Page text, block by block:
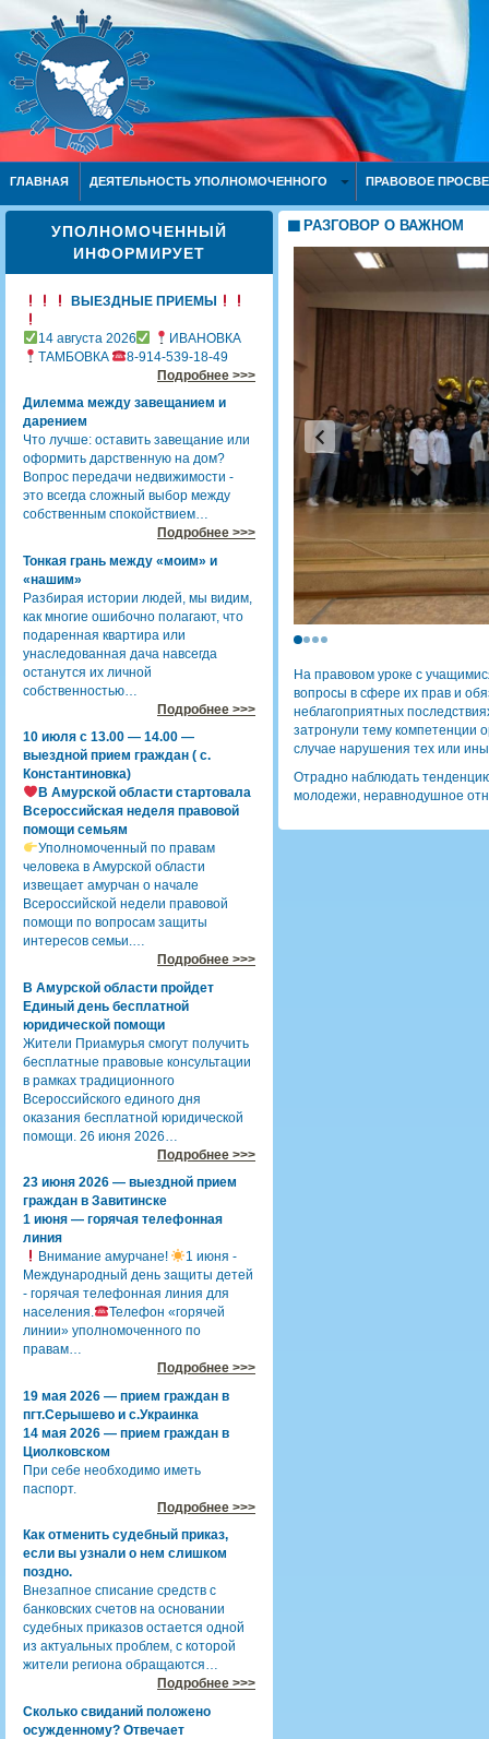
ГЛАВНАЯ ДЕЯТЕЛЬНОСТЬ УПОЛНОМОЧЕННОГО ПРАВОВОЕ
УПОЛНОМОЧЕННЫЙ
ИНФОРМИРУЕТ
ВЫЕЗДНЫЕ ПРИЕМЫ
14 августа 2026
ИВАНОВКА
ТАМБОВКА
8-914-539-18-49
Подробнее >>>
Дилемма между завещанием и
дарением
Что лучше: оставить завещание или
оформить дарственную на дом?
Вопрос передачи недвижимости -
это всегда сложный выбор между
собственным спокойствием…
Подробнее >>>
Тонкая грань между «моим» и
«нашим»
Разбирая истории людей, мы видим,
как многие ошибочно полагают, что
подаренная квартира или
унаследованная дача навсегда
останутся их личной
собственностью…
Подробнее >>>
10 июля с 13.00 — 14.00 —
выездной прием граждан ( с.
Константиновка)
В Амурской области стартовала
Всероссийская неделя правовой
помощи семьям
Уполномоченный по правам
человека в Амурской области
извещает амурчан о начале
Всероссийской недели правовой
помощи по вопросам защиты
интересов семьи.…
Подробнее >>>
В Амурской области пройдет
Единый день бесплатной
юридической помощи
Жители Приамурья смогут получить
бесплатные правовые консультации
в рамках традиционного
Всероссийского единого дня
оказания бесплатной юридической
помощи. 26 июня 2026…
Подробнее >>>
23 июня 2026 — выездной прием
граждан в Завитинске
1 июня — горячая телефонная
линия
Внимание амурчане!
1 июня -
Международный день защиты детей
- горячая телефонная линия для
населения.
Телефон «горячей
линии» уполномоченного по
правам…
Подробнее >>>
19 мая 2026 — прием граждан в
пгт.Серышево и с.Украинка
14 мая 2026 — прием граждан в
Циолковском
При себе необходимо иметь
паспорт.
Подробнее >>>
Как отменить судебный приказ,
если вы узнали о нем слишком
поздно.
Внезапное списание средств с
банковских счетов на основании
судебных приказов остается одной
из актуальных проблем, с которой
жители региона обращаются…
Подробнее >>>
Сколько свиданий положено
осужденному? Отвечает
РАЗГОВОР О ВАЖНОМ
На правовом уроке с
вопросы в сфере их прав и
неблагоприятных
затронули тему компетенции
случае нарушения тех или
Отрадно наблюдать
молодежи, неравнодушное